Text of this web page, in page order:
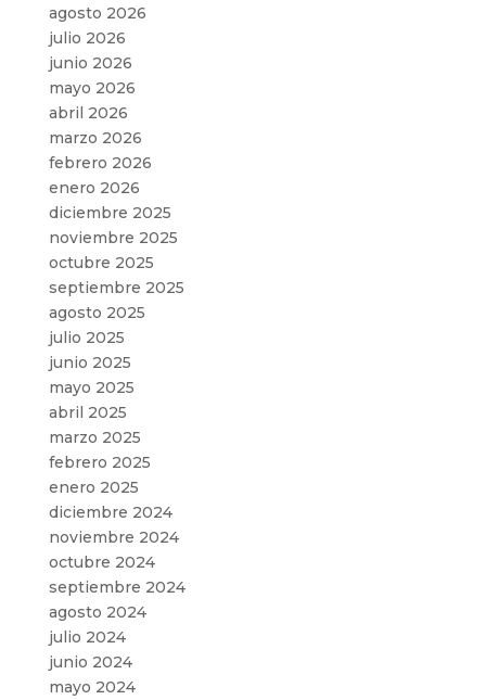
agosto 2026
julio 2026
junio 2026
mayo 2026
abril 2026
marzo 2026
febrero 2026
enero 2026
diciembre 2025
noviembre 2025
octubre 2025
septiembre 2025
agosto 2025
julio 2025
junio 2025
mayo 2025
abril 2025
marzo 2025
febrero 2025
enero 2025
diciembre 2024
noviembre 2024
octubre 2024
septiembre 2024
agosto 2024
julio 2024
junio 2024
mayo 2024